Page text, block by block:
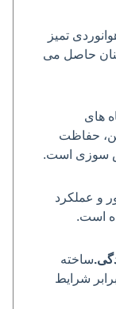
تمیز
حاصل می
های
حفاظت
سوزی است.
و عملکرد
است.
ساخته
شرایط